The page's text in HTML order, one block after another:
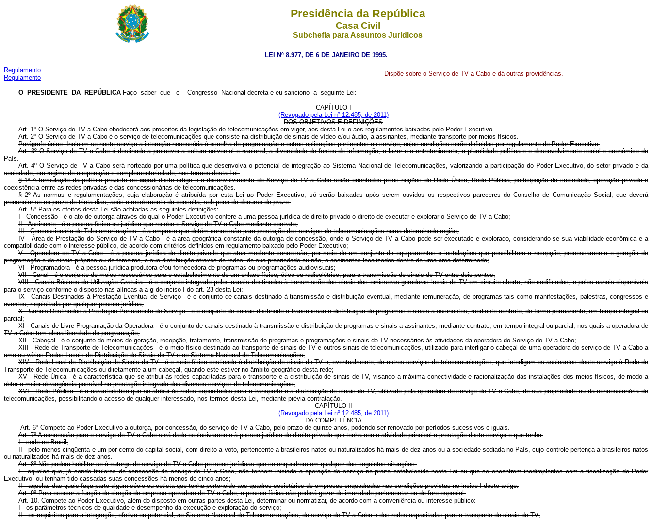
Presidência da República
Casa Civil
Subchefia para Assuntos Jurídicos
LEI Nº 8.977, DE 6 DE JANEIRO DE 1995.
Regulamento
Regulamento
Dispõe sobre o Serviço de TV a Cabo e dá outras providências.
O PRESIDENTE DA REPÚBLICA Faço saber que o Congresso Nacional decreta e eu sanciono a seguinte Lei:
CAPÍTULO I
(Revogado pela Lei nº 12.485, de 2011)
DOS OBJETIVOS E DEFINIÇÕES
Art. 1º O Serviço de TV a Cabo obedecerá aos preceitos da legislação de telecomunicações em vigor, aos desta Lei e aos regulamentos baixados pelo Poder Executivo.
Art. 2º O Serviço de TV a Cabo é o serviço de telecomunicações que consiste na distribuição de sinais de vídeo e/ou áudio, a assinantes, mediante transporte por meios físicos.
Parágrafo único. Incluem-se neste serviço a interação necessária à escolha de programação e outras aplicações pertinentes ao serviço, cujas condições serão definidas por regulamento do Poder Executivo.
Art. 3º O Serviço de TV a Cabo é destinado a promover a cultura universal e nacional, a diversidade de fontes de informação, o lazer e o entretenimento, a pluralidade política e o desenvolvimento social e econômico do
País.
Art. 4º O Serviço de TV a Cabo será norteado por uma política que desenvolva o potencial de integração ao Sistema Nacional de Telecomunicações, valorizando a participação do Poder Executivo, do setor privado e da
sociedade, em regime de cooperação e complementariedade, nos termos desta Lei.
§ 1º A formulação da política prevista nocaputdeste artigo e o desenvolvimento do Serviço de TV a Cabo serão orientados pelas noções de Rede Única, Rede Pública, participação da sociedade, operação privada e
coexistência entre as redes privadas e das concessionárias de telecomunicações.
§ 2º As normas e regulamentações, cuja elaboração é atribuída por esta Lei ao Poder Executivo, só serão baixadas após serem ouvidos os respectivos pareceres do Conselho de Comunicação Social, que deverá
pronunciar-se no prazo de trinta dias, após o recebimento da consulta, sob pena de decurso de prazo.
Art. 5º Para os efeitos desta Lei são adotadas as seguintes definições:
I - Concessão - é o ato de outorga através do qual o Poder Executivo confere a uma pessoa jurídica de direito privado o direito de executar e explorar o Serviço de TV a Cabo;
II - Assinante - é a pessoa física ou jurídica que recebe o Serviço de TV a Cabo mediante contrato;
III - Concessionária de Telecomunicações - é a empresa que detém concessão para prestação dos serviços de telecomunicações numa determinada região;
IV - Área de Prestação do Serviço de TV a Cabo - é a área geográfica constante da outorga de concessão, onde o Serviço de TV a Cabo pode ser executado e explorado, considerando-se sua viabilidade econômica e a
compatibilidade com o interesse público, de acordo com critérios definidos em regulamento baixado pelo Poder Executivo;
V - Operadora de TV a Cabo - é a pessoa jurídica de direito privado que atua mediante concessão, por meio de um conjunto de equipamentos e instalações que possibilitam a recepção, processamento e geração de
programação e de sinais próprios ou de terceiros, e sua distribuição através de redes, de sua propriedade ou não, a assinantes localizados dentro de uma área determinada;
VI - Programadora - é a pessoa jurídica produtora e/ou fornecedora de programas ou programações audiovisuais;
VII - Canal - é o conjunto de meios necessários para o estabelecimento de um enlace físico, ótico ou radioelétrico, para a transmissão de sinais de TV entre dois pontos;
VIII - Canais Básicos de Utilização Gratuita - é o conjunto integrado pelos canais destinados à transmissão dos sinais das emissoras geradoras locais de TV em circuito aberto, não codificados, e pelos canais disponíveis
para o serviço conforme o disposto nas alíneasaagdo inciso I do art. 23 desta Lei;
IX - Canais Destinados à Prestação Eventual de Serviço - é o conjunto de canais destinado à transmissão e distribuição eventual, mediante remuneração, de programas tais como manifestações, palestras, congressos e
eventos, requisitada por qualquer pessoa jurídica;
X - Canais Destinados à Prestação Permanente de Serviço - é o conjunto de canais destinado à transmissão e distribuição de programas e sinais a assinantes, mediante contrato, de forma permanente, em tempo integral ou
parcial;
XI - Canais de Livre Programação da Operadora - é o conjunto de canais destinado à transmissão e distribuição de programas e sinais a assinantes, mediante contrato, em tempo integral ou parcial, nos quais a operadora de
TV a Cabo tem plena liberdade de programação;
XII - Cabeçal - é o conjunto de meios de geração, recepção, tratamento, transmissão de programas e programações e sinais de TV necessários às atividades da operadora do Serviço de TV a Cabo;
XIII - Rede de Transporte de Telecomunicações - é o meio físico destinado ao transporte de sinais de TV e outros sinais de telecomunicações, utilizado para interligar o cabeçal de uma operadora do serviço de TV a Cabo a
uma ou várias Redes Locais de Distribuição de Sinais de TV e ao Sistema Nacional de Telecomunicações;
XIV - Rede Local de Distribuição de Sinais de TV - é o meio físico destinado à distribuição de sinais de TV e, eventualmente, de outros serviços de telecomunicações, que interligam os assinantes deste serviço à Rede de
Transporte de Telecomunicações ou diretamente a um cabeçal, quando este estiver no âmbito geográfico desta rede;
XV - Rede Única - é a característica que se atribui às redes capacitadas para o transporte e a distribuição de sinais de TV, visando a máxima conectividade e racionalização das instalações dos meios físicos, de modo a
obter a maior abrangência possível na prestação integrada dos diversos serviços de telecomunicações;
XVI - Rede Pública - é a característica que se atribui às redes capacitadas para o transporte e a distribuição de sinais de TV, utilizado pela operadora do serviço de TV a Cabo, de sua propriedade ou da concessionária de
telecomunicações, possibilitando o acesso de qualquer interessado, nos termos desta Lei, mediante prévia contratação.
CAPÍTULO II
(Revogado pela Lei nº 12.485, de 2011)
DA COMPETÊNCIA
Art. 6º Compete ao Poder Executivo a outorga, por concessão, do serviço de TV a Cabo, pelo prazo de quinze anos, podendo ser renovado por períodos sucessivos e iguais.
Art. 7º A concessão para o serviço de TV a Cabo será dada exclusivamente à pessoa jurídica de direito privado que tenha como atividade principal a prestação deste serviço e que tenha:
I - sede no Brasil;
II - pelo menos cinqüenta e um por cento do capital social, com direito a voto, pertencente a brasileiros natos ou naturalizados há mais de dez anos ou a sociedade sediada no País, cujo controle pertença a brasileiros natos
ou naturalizados há mais de dez anos.
Art. 8º Não podem habilitar-se à outorga do serviço de TV a Cabo pessoas jurídicas que se enquadrem em qualquer das seguintes situações:
I - aquelas que, já sendo titulares de concessão do serviço de TV a Cabo, não tenham iniciado a operação do serviço no prazo estabelecido nesta Lei ou que se encontrem inadimplentes com a fiscalização do Poder
Executivo, ou tenham tido cassadas suas concessões há menos de cinco anos;
II - aquelas das quais faça parte algum sócio ou cotista que tenha pertencido aos quadros societários de empresas enquadradas nas condições previstas no inciso I deste artigo.
Art. 9º Para exercer a função de direção de empresa operadora de TV a Cabo, a pessoa física não poderá gozar de imunidade parlamentar ou de foro especial.
Art. 10. Compete ao Poder Executivo, além do disposto em outras partes desta Lei, determinar ou normatizar, de acordo com a conveniência ou interesse público:
I - os parâmetros técnicos de qualidade e desempenho da execução e exploração do serviço;
II - os requisitos para a integração, efetiva ou potencial, ao Sistema Nacional de Telecomunicações, do serviço de TV a Cabo e das redes capacitadas para o transporte de sinais de TV;